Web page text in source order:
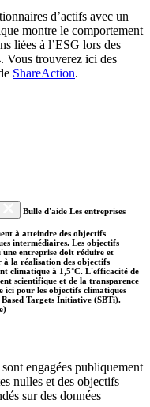
d’actifs avec un
montre le comportement
liées à l’ESG lors des
Vous trouverez ici des
ShareAction.
Bulle d'aide Les entreprises
à atteindre des objectifs
intermédiaires. Les objectifs
entreprise doit réduire et
la réalisation des objectifs
climatique à 1,5°C. L'efficacité de
scientifique et de la transparence
ici pour les objectifs climatiques
Based Targets Initiative (SBTi).
engagées publiquement
nulles et des objectifs
sur des données